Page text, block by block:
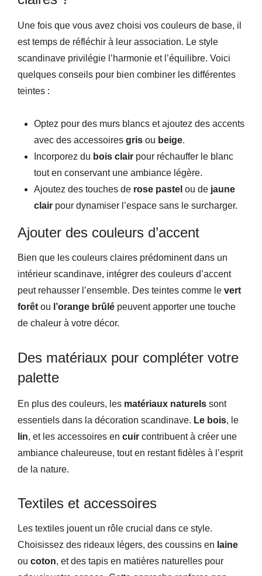
Une fois que vous avez choisi vos couleurs de base, il
est temps de réfléchir à leur association. Le style
scandinave privilégie l’harmonie et l’équilibre. Voici
quelques conseils pour bien combiner les différentes
teintes :
Optez pour des murs blancs et ajoutez des accents
avec des accessoires gris ou beige.
Incorporez du bois clair pour réchauffer le blanc
tout en conservant une ambiance légère.
Ajoutez des touches de rose pastel ou de jaune
clair pour dynamiser l’espace sans le surcharger.
Ajouter des couleurs d’accent
Bien que les couleurs claires prédominent dans un
intérieur scandinave, intégrer des couleurs d’accent
peut rehausser l’ensemble. Des teintes comme le vert
forêt ou l’orange brûlé peuvent apporter une touche
de chaleur à votre décor.
Des matériaux pour compléter votre
palette
En plus des couleurs, les matériaux naturels sont
essentiels dans la décoration scandinave. Le bois, le
lin, et les accessoires en cuir contribuent à créer une
ambiance chaleureuse, tout en restant fidèles à l’esprit
de la nature.
Textiles et accessoires
Les textiles jouent un rôle crucial dans ce style.
Choisissez des rideaux légers, des coussins en laine
ou coton, et des tapis en matières naturelles pour